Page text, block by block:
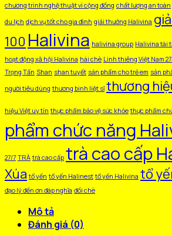
chương trình nghệ thuật vì cộng đồng chất lượng an toàn
du lịch dịch vụ tốt cho gia đình giải thưởng Halivina
100 Halivina halivina group Halivina tài
hoạt động xã hội Halivina hái chè Linh thiêng Việt Nam
Trọng Tấn Shan shan tuyết sản phẩm cho trẻ em sản
người tiêu dùng thương binh liệt sĩ thương
hiệu Việt uy tín thực phẩm bảo vệ sức khỏe thực phẩm
phẩm chức năng
27/7 TRÀ trà cao cấp trà cao cấp
Xúa tổ yến tổ yến Halinest tổ yến Halivina tổ
đạo lý đền ơn đáp nghĩa đồi chè
Mô tả
Đánh giá (0)